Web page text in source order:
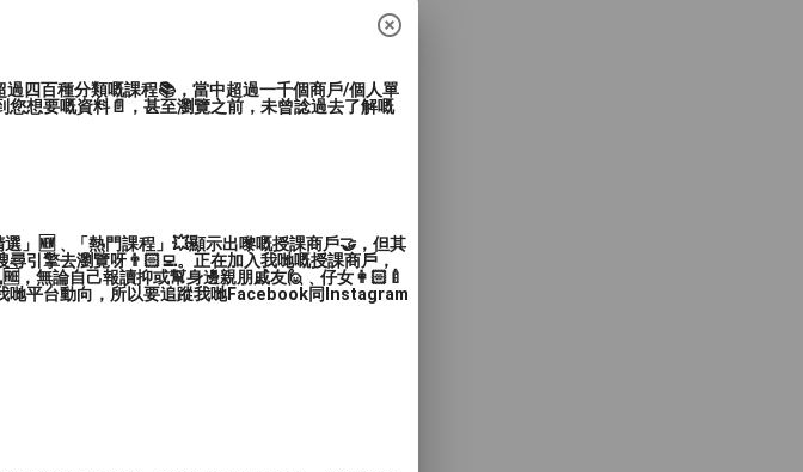
島區, 葵青區, 北區, 西
四百種分類嘅課程📚，當中超過一千個商戶/個人單
想要嘅資料📄，甚至瀏覽之前，未曾諗過去了解嘅
」🆕﹑「熱門課程」💥顯示出嚟嘅授課商戶🤝，但其
引擎去瀏覽呀👨🏻‍💻。正在加入我哋嘅授課商戶，
，無論自己報讀抑或幫身邊親朋戚友🙋﹑仔女👩🏻‍🍼
哋平台動向，所以要追蹤我哋Facebook同Instagram